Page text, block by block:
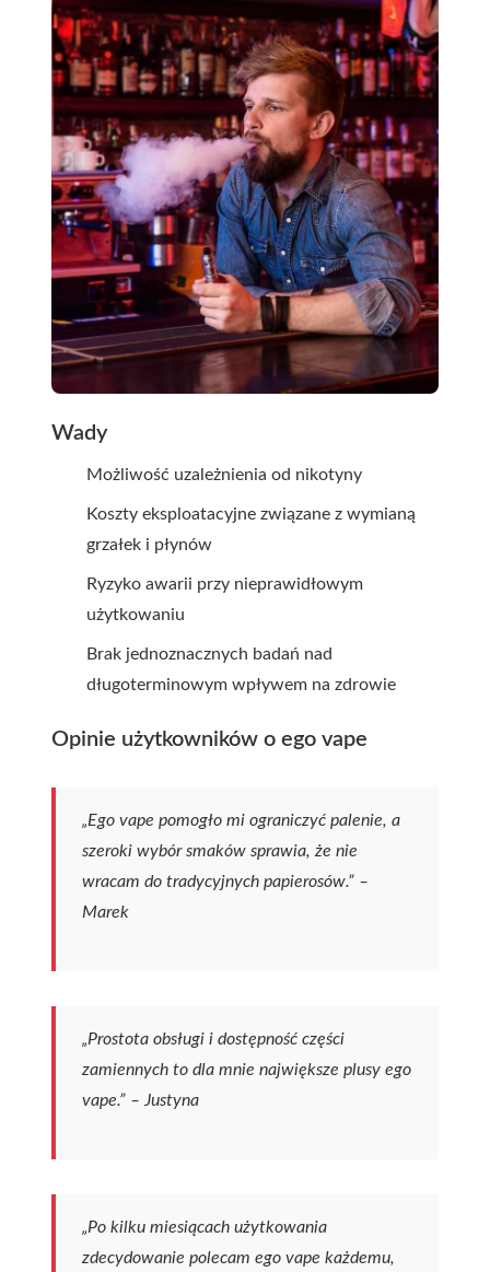
Wady
Możliwość uzależnienia od nikotyny
Koszty eksploatacyjne związane z wymianą
grzałek i płynów
Ryzyko awarii przy nieprawidłowym
użytkowaniu
Brak jednoznacznych badań nad
długoterminowym wpływem na zdrowie
Opinie użytkowników o ego vape
„Ego vape pomogło mi ograniczyć palenie, a
szeroki wybór smaków sprawia, że nie
wracam do tradycyjnych papierosów.” –
Marek
„Prostota obsługi i dostępność części
zamiennych to dla mnie największe plusy ego
vape.” – Justyna
„Po kilku miesiącach użytkowania
zdecydowanie polecam ego vape każdemu,